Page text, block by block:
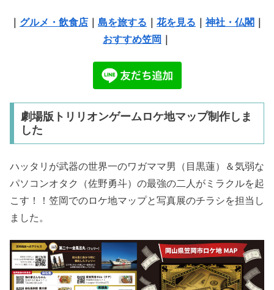
グルメ・飲食店 島を旅する 花を見る 神社・仏閣
おすすめ笠岡
劇場版トリリオンゲームロケ地マップ制作しま
した
ハッタリが武器の世界一のワガママ男（目黒蓮）＆気弱な
パソコンオタク（佐野勇斗）の最強の二人がミラクルを起
こす！！笠岡でのロケ地マップと写真展のチラシを担当し
ました。